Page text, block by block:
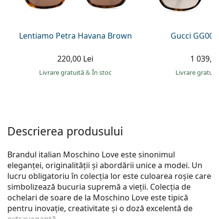
Persol
Lentiamo Petra Havana Brown
220,00 Lei
Livrare gratuită& În stoc
Gucci
1
Livrare
Descrierea produsului
Brandul italian Moschino Love este sinonimul
eleganței, originalității și abordării unice a modei. Un
lucru obligatoriu în colecția lor este culoarea roșie care
simbolizează bucuria supremă a vieții. Colecția de
ochelari de soare de la Moschino Love este tipică
pentru inovație, creativitate și o doză excelentă de